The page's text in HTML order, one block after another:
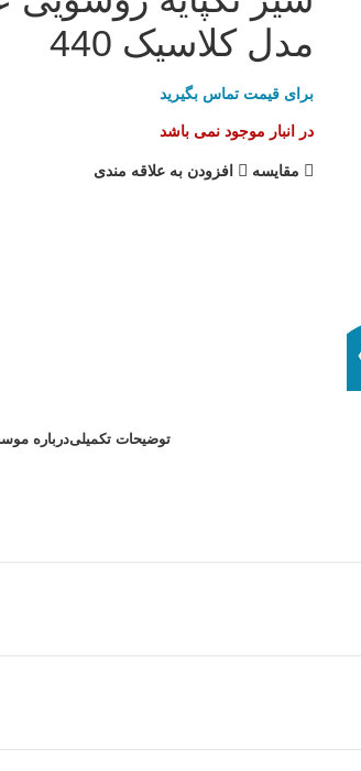
مدل کلاسیک 440
برای قیمت تماس بگیرید
در انبار موجود نمی باشد
مقایسه افزودن به علاقه مندی
توضیحات تکمیلیدرباره